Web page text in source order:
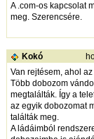
A .com-os kapcsolat
meg. Szerencsére.
Kokó
Van rejtésem, ahol
Több dobozom
megtalálták. Így a
az egyik dobozomat
találták meg.
A ládáimból